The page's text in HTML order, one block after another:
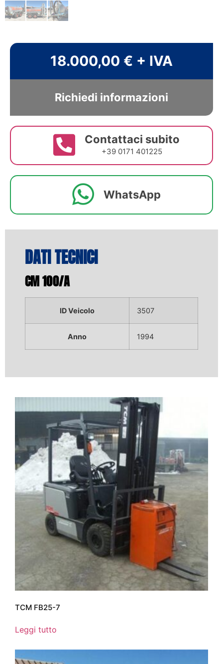
18.000,00 € + IVA
Richiedi informazioni
Contattaci subito
+39 0171 401225
WhatsApp
DATI TECNICI
CM 100/A
ID Veicolo 3507
Anno 1994
TCM FB25-7
Leggi tutto